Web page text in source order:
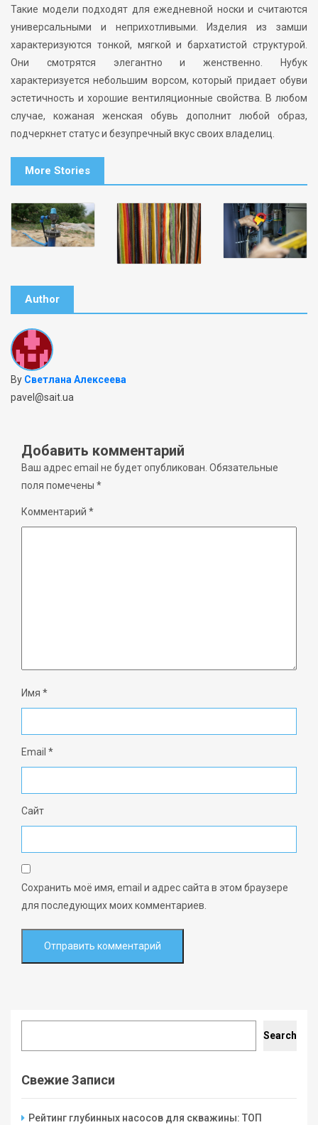
Такие модели подходят для ежедневной носки и считаются
универсальными и неприхотливыми. Изделия из замши
характеризуются тонкой, мягкой и бархатистой структурой.
Они смотрятся элегантно и женственно. Нубук
характеризуется небольшим ворсом, который придает обуви
эстетичность и хорошие вентиляционные свойства. В любом
случае, кожаная женская обувь дополнит любой образ,
подчеркнет статус и безупречный вкус своих владелиц.
More Stories
Author
By Светлана Алексеева
pavel@sait.ua
Добавить комментарий
Ваш адрес email не будет опубликован. Обязательные
поля помечены *
Комментарий *
Имя *
Email *
Сайт
Сохранить моё имя, email и адрес сайта в этом браузере
для последующих моих комментариев.
Search
Свежие Записи
Рейтинг глубинных насосов для скважины: ТОП